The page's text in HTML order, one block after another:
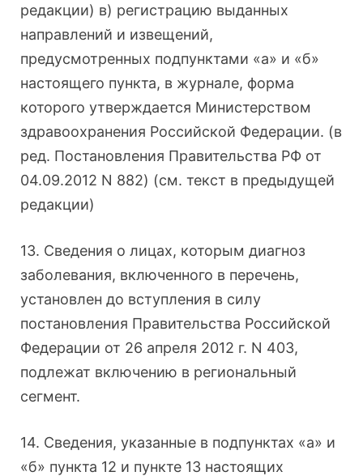
редакции) в) регистрацию выданных
направлений и извещений,
предусмотренных подпунктами «а» и «б»
настоящего пункта, в журнале, форма
которого утверждается Министерством
здравоохранения Российской Федерации. (в
ред. Постановления Правительства РФ от
04.09.2012 N 882) (см. текст в предыдущей
редакции)
13. Сведения о лицах, которым диагноз
заболевания, включенного в перечень,
установлен до вступления в силу
постановления Правительства Российской
Федерации от 26 апреля 2012 г. N 403,
подлежат включению в региональный
сегмент.
14. Сведения, указанные в подпунктах «а» и
«б» пункта 12 и пункте 13 настоящих